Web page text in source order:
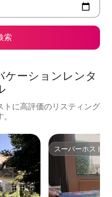
索
ケーションレンタ
トに高評価のリスティング
スーパーホスト
スーパーホスト